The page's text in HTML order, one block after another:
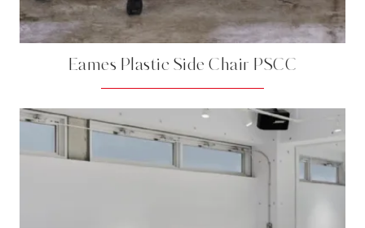
Eames Plastic Side Chair PSCC